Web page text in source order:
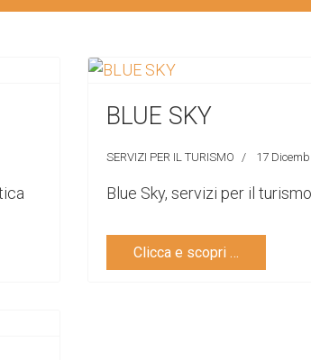
BLUE SKY
SERVIZI PER IL TURISMO 17
Blue Sky, servizi per il turismo.
Clicca e scopri …